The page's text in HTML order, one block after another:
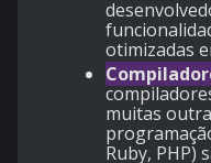
otimizadas
muitas
Ruby, PHP)